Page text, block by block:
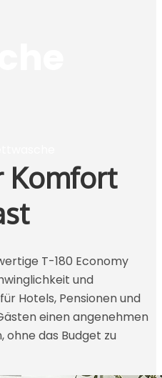
Komfort
T-180 Economy
und
Hotels, Pensionen und
einen angenehmen
das Budget zu